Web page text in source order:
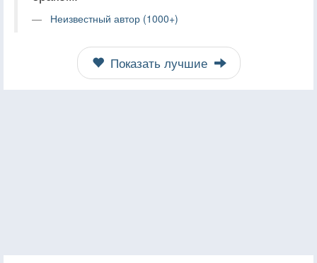
Неизвестный автор (1000+)
Показать лучшие